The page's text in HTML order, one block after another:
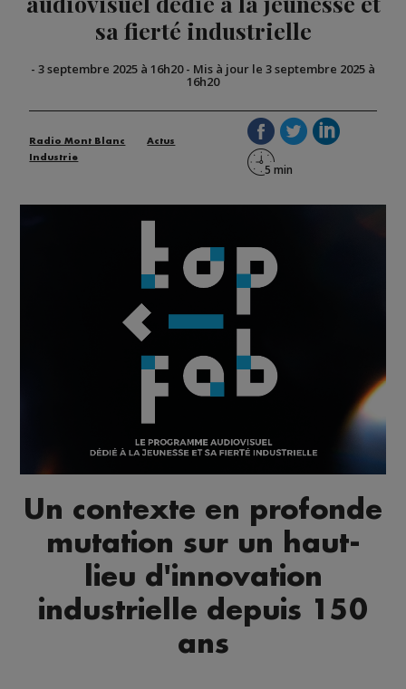
sa fierté industrielle
- 3 septembre 2025 à 16h20- Mis à jour le 3 septembre 2025 à
16h20
Radio Mont Blanc
Actus
Industrie
Un contexte en profonde
mutation sur un haut-
lieu d'innovation
industrielle depuis 150
ans